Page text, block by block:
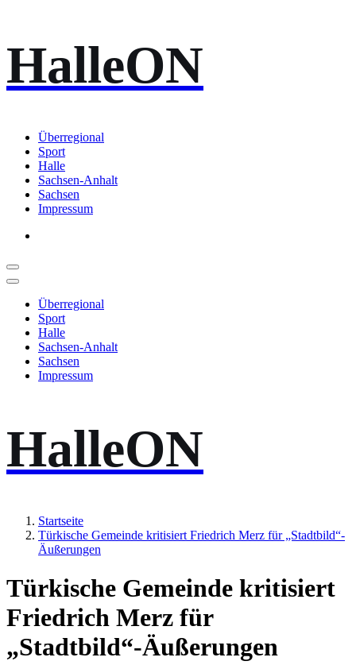
Inhalt
springen
HalleON
Überregional
Sport
Halle
Sachsen-Anhalt
Sachsen
Impressum
Überregional
Sport
Halle
Sachsen-Anhalt
Sachsen
Impressum
HalleON
Startseite
Türkische Gemeinde kritisiert Friedrich Merz für „Stadtbild“-
Äußerungen
Türkische Gemeinde kritisiert
Friedrich Merz für
„Stadtbild“-Äußerungen